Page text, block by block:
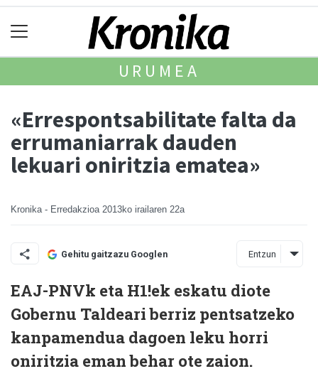
URUMEA
«Errespontsabilitate falta da
errumaniarrak dauden
lekuari oniritzia ematea»
Kronika - Erredakzioa 2013ko irailaren 22a
Gehitu gaitzazu Googlen Entzun
EAJ-PNVk eta H1!ek eskatu diote
Gobernu Taldeari berriz pentsatzeko
kanpamendua dagoen leku horri
oniritzia eman behar ote zaion.